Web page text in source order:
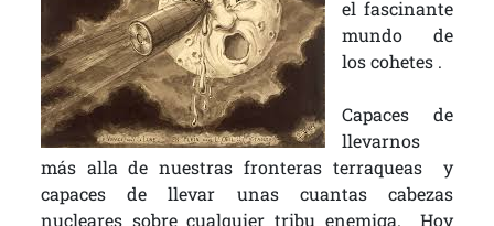
el fascinante
mundo de
los cohetes .
Capaces de
llevarnos
más alla de nuestras fronteras terraqueas y
capaces de llevar unas cuantas cabezas
nucleares sobre cualquier tribu enemiga. Hoy